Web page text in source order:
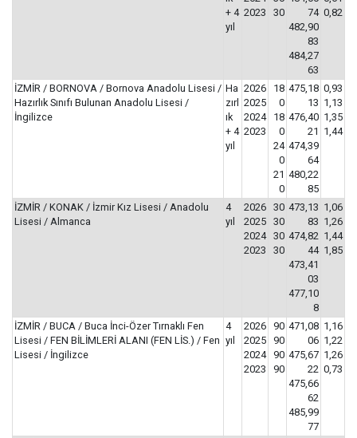
+ 4
yıl
2023
30
74
482,90
83
484,27
63
0,82
İZMİR / BORNOVA / Bornova Anadolu Lisesi /
Hazırlık Sınıfı Bulunan Anadolu Lisesi /
İngilizce
Ha
zırl
ık
+ 4
yıl
2026
2025
2024
2023
18
0
18
0
24
0
21
0
475,18
13
476,40
21
474,39
64
480,22
85
0,93
1,13
1,35
1,44
İZMİR / KONAK / İzmir Kız Lisesi / Anadolu
Lisesi / Almanca
4
yıl
2026
2025
2024
2023
30
30
30
30
473,13
83
474,82
44
473,41
03
477,10
8
1,06
1,26
1,44
1,85
İZMİR / BUCA / Buca İnci-Özer Tırnaklı Fen
Lisesi / FEN BİLİMLERİ ALANI (FEN LİS.) / Fen
Lisesi / İngilizce
4
yıl
2026
2025
2024
2023
90
90
90
90
471,08
06
475,67
22
475,66
62
485,99
77
1,16
1,22
1,26
0,73